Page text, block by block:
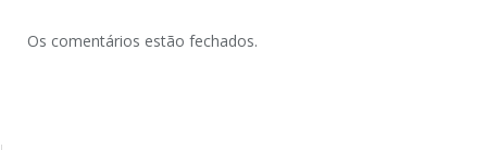
Os comentários estão fechados.